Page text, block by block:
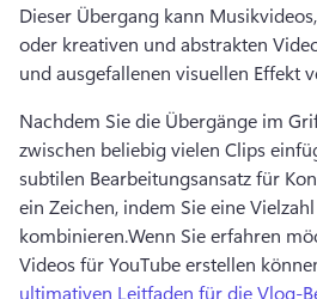
Dieser Übergang kann
oder kreativen und abstrakten
und ausgefallenen visuellen Effekt
Nachdem Sie die Übergänge im
zwischen beliebig vielen Clips
subtilen Bearbeitungsansatz für
ein Zeichen, indem Sie eine
kombinieren.Wenn Sie erfahren
Videos für YouTube erstellen
ultimativen Leitfaden für die Vlog-